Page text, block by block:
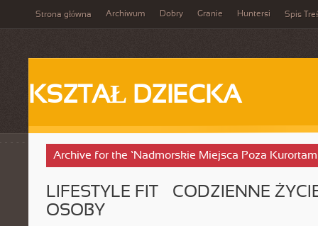
Strona główna Archiwum Dobry Granie Huntersi Spis
KSZTAŁ DZIECKA
Archive for the ‘Nadmorskie Miejsca Poza
LIFESTYLE FIT – CODZIENNE
OSOBY